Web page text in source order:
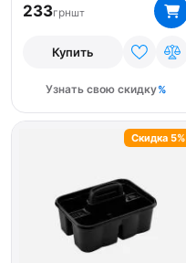
233грншт
Купить
Узнать свою скидку
Скидка 5%